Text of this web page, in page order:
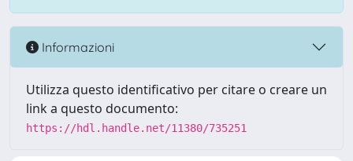
Informazioni
Utilizza questo identificativo per citare o creare un
link a questo documento:
https://hdl.handle.net/11380/735251